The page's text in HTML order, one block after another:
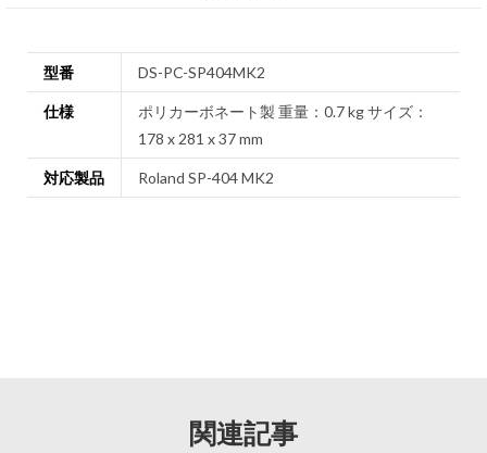
型番 DS-PC-SP404MK2
仕様
ポリカーボネート製 重量：0.7 kg サイズ：
178 x 281 x 37 mm
対応製品 Roland SP-404 MK2
関連記事